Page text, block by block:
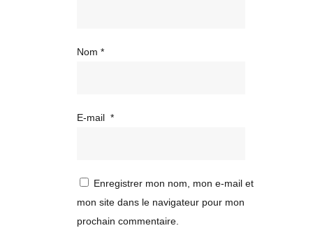
Nom *
E-mail *
Enregistrer mon nom, mon e-mail et
mon site dans le navigateur pour mon
prochain commentaire.